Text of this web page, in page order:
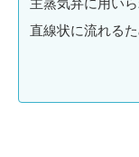
直線状に流れる